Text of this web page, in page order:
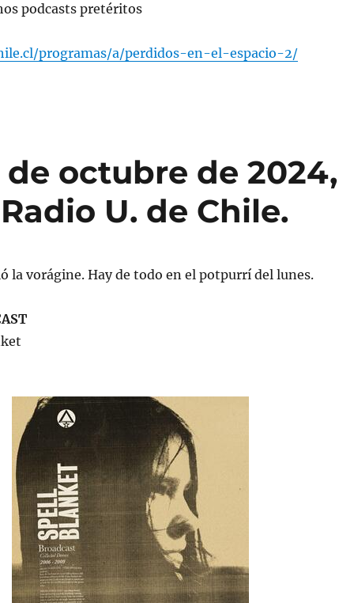
podcasts pretéritos
programas/a/perdidos-en-el-espacio-2/
octubre de 2024,
U. de Chile.
la vorágine. Hay de todo en el potpurrí del lunes.